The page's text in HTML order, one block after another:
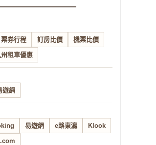
票券行程 訂房比價 機票比價
州租車優惠
遊網
易遊網 e路東瀛 Klook